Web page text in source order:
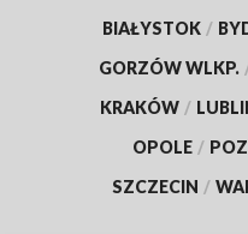
BIAŁYSTOK /
GORZÓW WLKP.
KRAKÓW /
OPOLE /
SZCZECIN /